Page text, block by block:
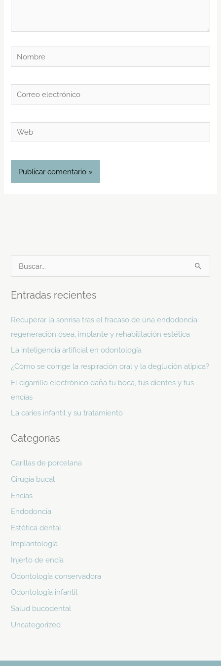
Nombre
Correo
electrónico
Web
s
p
o
r
:
Entradas recientes
Recuperar la sonrisa tras el fracaso de una endodoncia:
regeneración ósea, implante y rehabilitación estética
La inteligencia artificial en odontología
¿Cómo se corrige la respiración oral y la deglución atípica?
El cigarrillo electrónico daña tu boca, tus dientes y tus
encías
La caries infantil y su tratamiento
Categorías
Carillas de porcelana
Cirugía bucal
Encías
Endodoncia
Estética dental
Implantología
Injerto de encía
Odontología conservadora
Odontología infantil
Salud bucodental
Uncategorized